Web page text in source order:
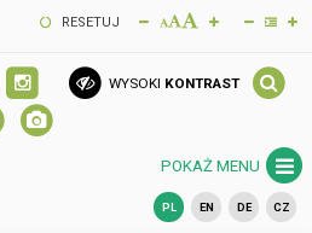
RESETUJ
WYSOKI KONTRAST
POKAŻ MENU
PL EN DE CZ